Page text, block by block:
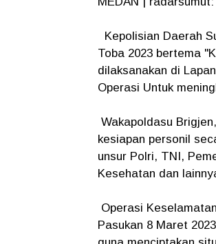
Kepolisian Daerah
Toba 2023 bertema
dilaksanakan di
Operasi Untuk
Wakapoldasu
kesiapan personil
unsur Polri, TNI,
Kesehatan dan
Operasi
Pasukan 8 Maret